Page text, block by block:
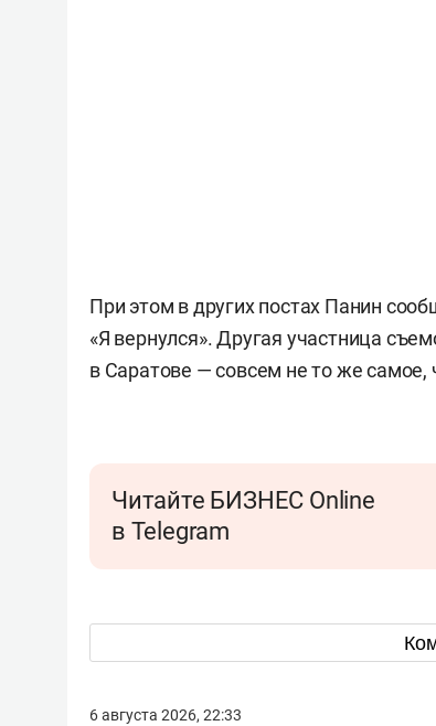
При этом в других постах Панин
«Я вернулся». Другая участница
в Саратове — совсем не то же самое,
Читайте БИЗНЕС Online
в Telegram
6 августа 2026, 22:33